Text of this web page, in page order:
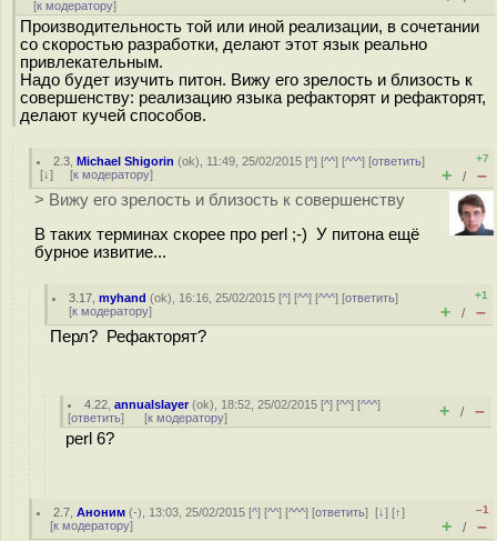
[к модератору]
Производительность той или иной реализации, в сочетании
со скоростью разработки, делают этот язык реально
привлекательным.
Надо будет изучить питон. Вижу его зрелость и близость к
совершенству: реализацию языка рефакторят и рефакторят,
делают кучей способов.
2.3 ,Michael Shigorin (ok), 11:49, 25/02/2015 [^] [^^] [^^^] [ответить]
[↓] [к модератору]
+7
+ / –
> Вижу его зрелость и близость к совершенству
В таких терминах скорее про perl ;-) У питона ещё
бурное извитие...
3.17 ,myhand (ok), 16:16, 25/02/2015 [^] [^^] [^^^] [ответить]
[к модератору]
+1
+ / –
Перл? Рефакторят?
4.22 ,annualslayer(ok), 18:52, 25/02/2015 [^] [^^] [^^^]
[ответить] [к модератору] + / –
perl 6?
2.7 ,Аноним (-), 13:03, 25/02/2015 [^] [^^] [^^^] [ответить][↓] [↑]
[к модератору]
–1
+ / –